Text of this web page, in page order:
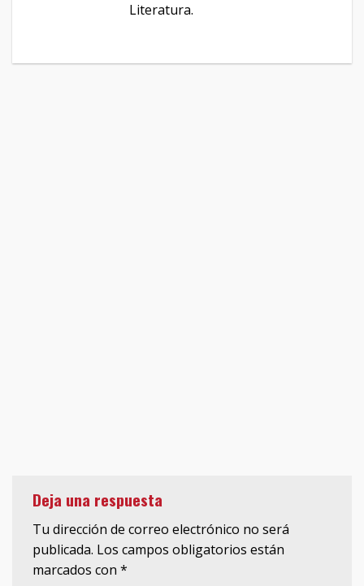
Literatura.
Deja una respuesta
Tu dirección de correo electrónico no será
publicada. Los campos obligatorios están
marcados con *